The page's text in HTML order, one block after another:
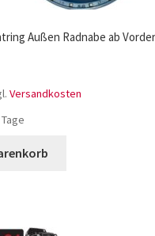
Außen Radnabe ab
Versandkosten